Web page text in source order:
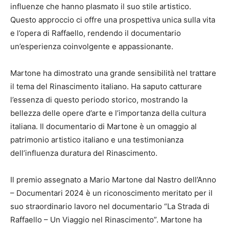
influenze che hanno plasmato il suo stile artistico.
Questo approccio ci offre una prospettiva unica sulla vita
e l’opera di Raffaello, rendendo il documentario
un’esperienza coinvolgente e appassionante.
Martone ha dimostrato una grande sensibilità nel trattare
il tema del Rinascimento italiano. Ha saputo catturare
l’essenza di questo periodo storico, mostrando la
bellezza delle opere d’arte e l’importanza della cultura
italiana. Il documentario di Martone è un omaggio al
patrimonio artistico italiano e una testimonianza
dell’influenza duratura del Rinascimento.
Il premio assegnato a Mario Martone dal Nastro dell’Anno
– Documentari 2024 è un riconoscimento meritato per il
suo straordinario lavoro nel documentario “La Strada di
Raffaello – Un Viaggio nel Rinascimento”. Martone ha